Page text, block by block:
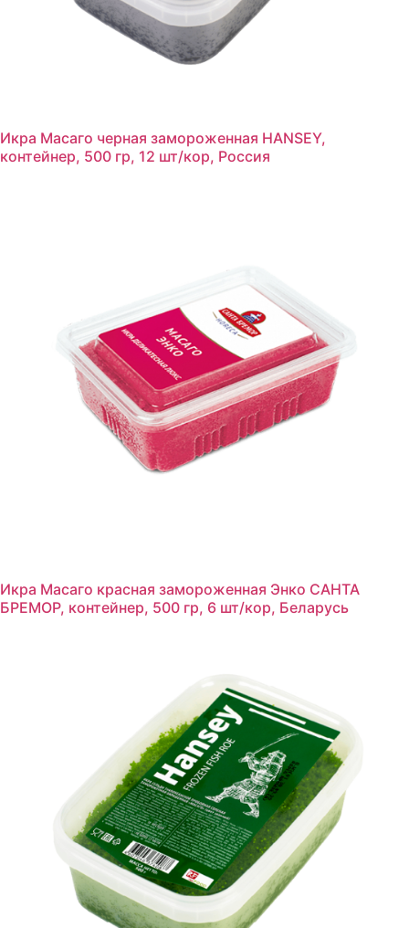
Икра Масаго черная замороженная HANSEY,
контейнер, 500 гр, 12 шт/кор, Россия
Икра Масаго красная замороженная Энко САНТА
БРЕМОР, контейнер, 500 гр, 6 шт/кор, Беларусь